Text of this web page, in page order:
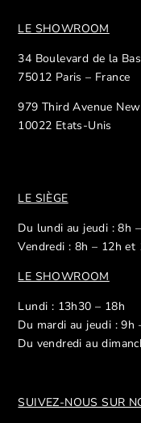
LE SHOWROOM
34 Boulevard de la
75012 Paris – France
979 Third Avenue
10022 Etats-Unis
LE SIÈGE
Du lundi au jeudi : 8h
Vendredi : 8h – 12h et
LE SHOWROOM
Lundi : 13h30 – 18h
Du mardi au jeudi : 9h
Du vendredi au
SUIVEZ-NOUS SUR